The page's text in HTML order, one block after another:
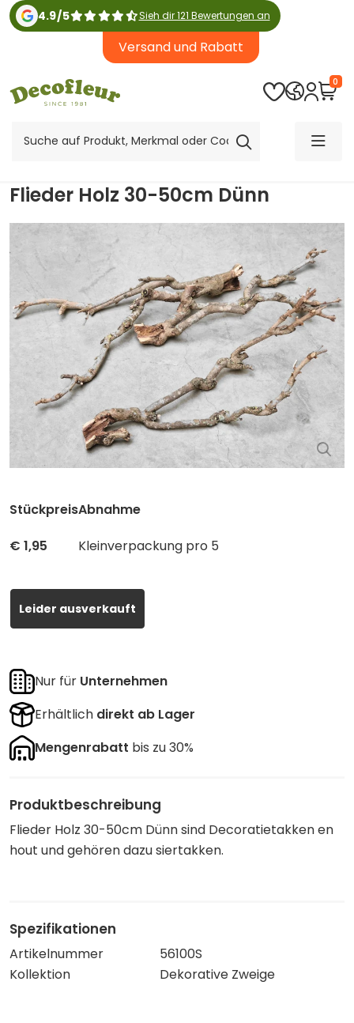
4.9/5 Sieh dir 121 Bewertungen an
Versand und Rabatt
0
Flieder Holz 30-50cm Dünn
Stückpreis
€ 1,95
Abnahme
Kleinverpackung pro 5
Leider ausverkauft
Nur für Unternehmen
Erhältlich direkt ab Lager
Mengenrabatt bis zu 30%
Produktbeschreibung
Flieder Holz 30-50cm Dünn sind Decoratietakken en
hout und gehören dazu siertakken.
Spezifikationen
Artikelnummer
56100S
Kollektion
Dekorative Zweige